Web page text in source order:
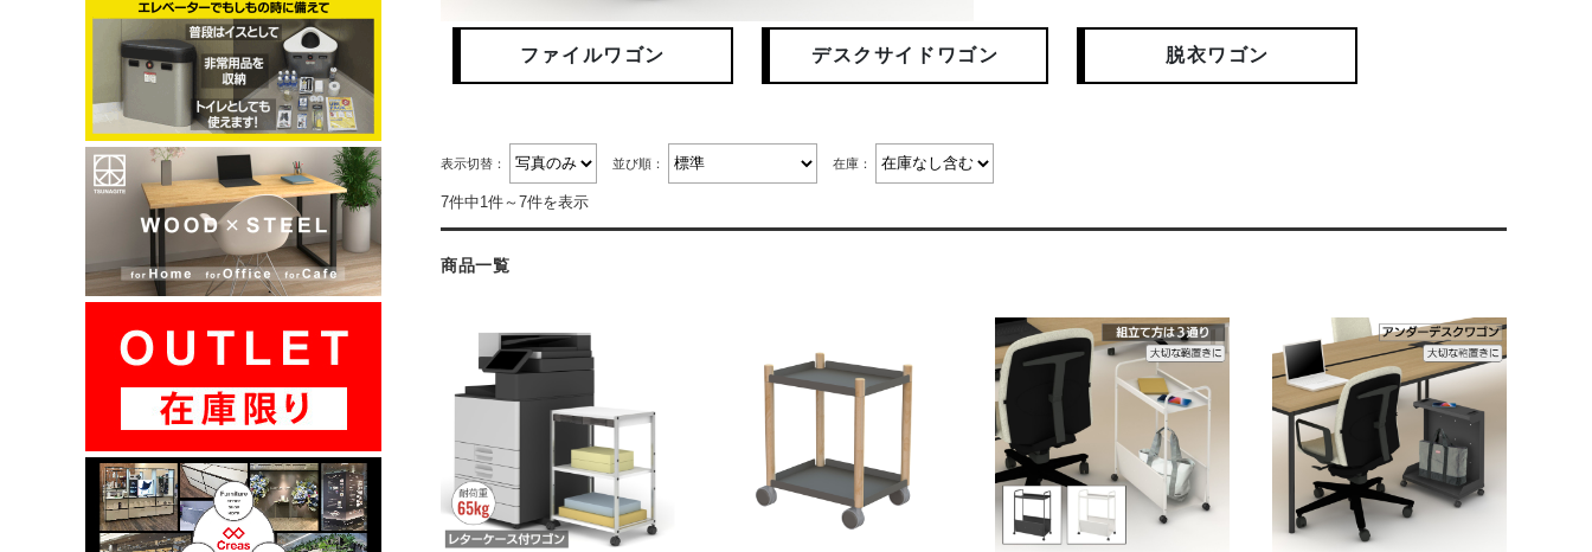
ファイルワゴン デスクサイドワゴン 脱衣ワゴン
表示切替： 並び順： 在庫：
7件中1件～7件を表示
商品一覧